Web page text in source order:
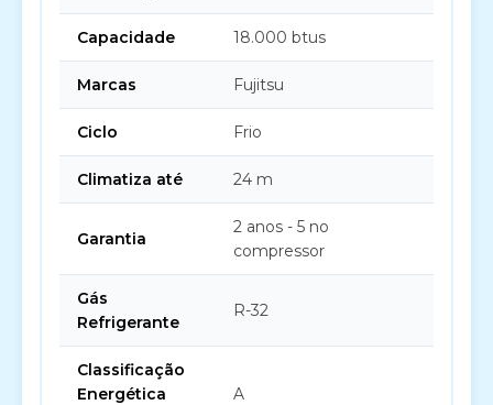
Capacidade 18.000 btus
Marcas Fujitsu
Ciclo Frio
Climatiza até 24 m
Garantia
2 anos - 5 no
compressor
Gás
Refrigerante
R-32
Classificação
Energética
A